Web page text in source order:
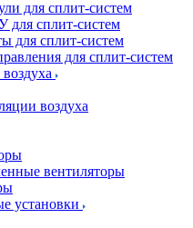
для сплит-систем
для сплит-систем
для сплит-систем
для сплит-систем
воздуха
вентиляторы
установки